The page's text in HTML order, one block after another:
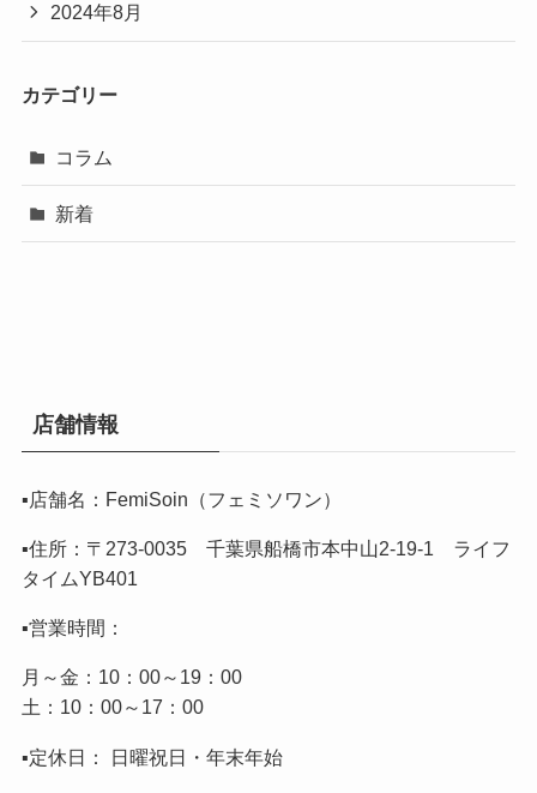
2024年8月
カテゴリー
コラム
新着
店舗情報
▪️店舗名：FemiSoin（フェミソワン）
▪️住所：〒273-0035 千葉県船橋市本中山2-19-1 ライフ
タイムYB401
▪️営業時間：
月～金：10：00～19：00
土：10：00～17：00
▪️定休日： 日曜祝日・年末年始